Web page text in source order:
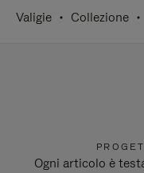
Valigie Collezione
Ogni articolo è